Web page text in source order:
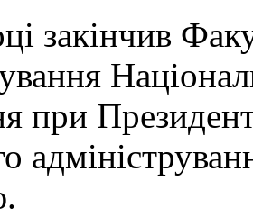
закінчив
при